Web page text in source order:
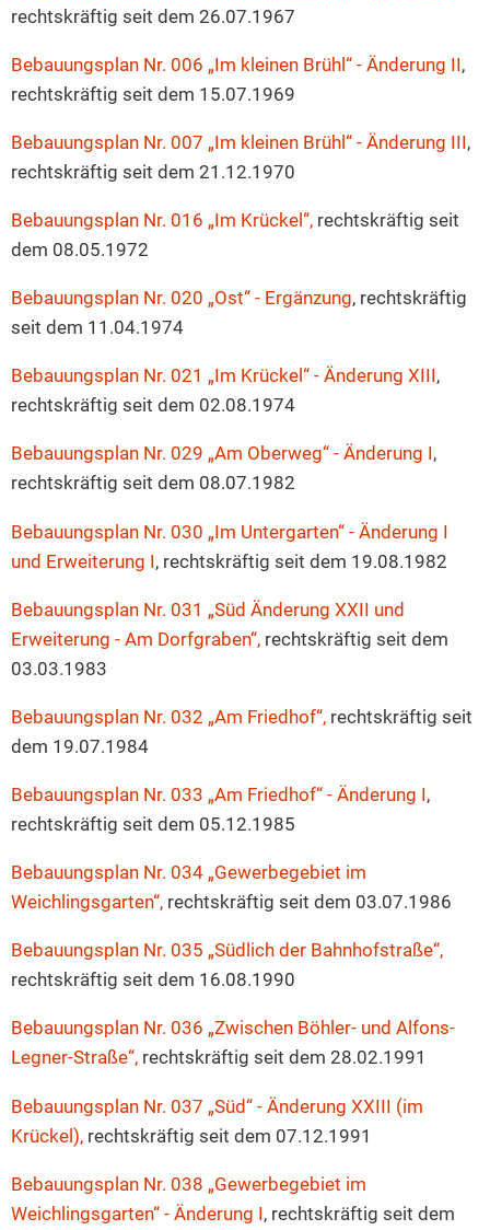
rechtskräftig seit dem 26.07.1967
Bebauungsplan Nr. 006 „Im kleinen Brühl“ - Änderung II,
rechtskräftig seit dem 15.07.1969
Bebauungsplan Nr. 007 „Im kleinen Brühl“ - Änderung III,
rechtskräftig seit dem 21.12.1970
Bebauungsplan Nr. 016 „Im Krückel“, rechtskräftig seit
dem 08.05.1972
Bebauungsplan Nr. 020 „Ost“ - Ergänzung, rechtskräftig
seit dem 11.04.1974
Bebauungsplan Nr. 021 „Im Krückel“ - Änderung XIII,
rechtskräftig seit dem 02.08.1974
Bebauungsplan Nr. 029 „Am Oberweg“ - Änderung I,
rechtskräftig seit dem 08.07.1982
Bebauungsplan Nr. 030 „Im Untergarten“ - Änderung I
und Erweiterung I, rechtskräftig seit dem 19.08.1982
Bebauungsplan Nr. 031 „Süd Änderung XXII und
Erweiterung - Am Dorfgraben“, rechtskräftig seit dem
03.03.1983
Bebauungsplan Nr. 032 „Am Friedhof“, rechtskräftig seit
dem 19.07.1984
Bebauungsplan Nr. 033 „Am Friedhof“ - Änderung I,
rechtskräftig seit dem 05.12.1985
Bebauungsplan Nr. 034 „Gewerbegebiet im
Weichlingsgarten“, rechtskräftig seit dem 03.07.1986
Bebauungsplan Nr. 035 „Südlich der Bahnhofstraße“,
rechtskräftig seit dem 16.08.1990
Bebauungsplan Nr. 036 „Zwischen Böhler- und Alfons-
Legner-Straße“, rechtskräftig seit dem 28.02.1991
Bebauungsplan Nr. 037 „Süd“ - Änderung XXIII (im
Krückel), rechtskräftig seit dem 07.12.1991
Bebauungsplan Nr. 038 „Gewerbegebiet im
Weichlingsgarten“ - Änderung I, rechtskräftig seit dem